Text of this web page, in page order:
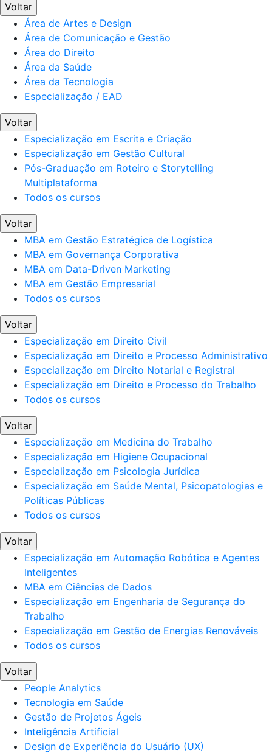
Voltar
Área de Artes e Design
Área de Comunicação e Gestão
Área do Direito
Área da Saúde
Área da Tecnologia
Especialização / EAD
Voltar
Especialização em Escrita e Criação
Especialização em Gestão Cultural
Pós-Graduação em Roteiro e Storytelling
Multiplataforma
Todos os cursos
Voltar
MBA em Gestão Estratégica de Logística
MBA em Governança Corporativa
MBA em Data-Driven Marketing
MBA em Gestão Empresarial
Todos os cursos
Voltar
Especialização em Direito Civil
Especialização em Direito e Processo Administrativo
Especialização em Direito Notarial e Registral
Especialização em Direito e Processo do Trabalho
Todos os cursos
Voltar
Especialização em Medicina do Trabalho
Especialização em Higiene Ocupacional
Especialização em Psicologia Jurídica
Especialização em Saúde Mental, Psicopatologias e
Políticas Públicas
Todos os cursos
Voltar
Especialização em Automação Robótica e Agentes
Inteligentes
MBA em Ciências de Dados
Especialização em Engenharia de Segurança do
Trabalho
Especialização em Gestão de Energias Renováveis
Todos os cursos
Voltar
People Analytics
Tecnologia em Saúde
Gestão de Projetos Ágeis
Inteligência Artificial
Design de Experiência do Usuário (UX)